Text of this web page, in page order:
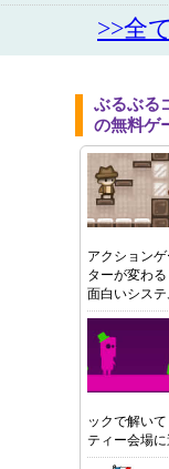
>>全
ぶるぶる
の無料ゲ
アクション
ターが変わ
面白いシス
ックで解い
ティー会場